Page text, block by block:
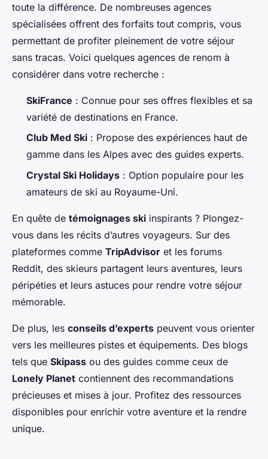
toute la différence. De nombreuses agences
spécialisées offrent des forfaits tout compris, vous
permettant de profiter pleinement de votre séjour
sans tracas. Voici quelques agences de renom à
considérer dans votre recherche :
SkiFrance : Connue pour ses offres flexibles et sa
variété de destinations en France.
Club Med Ski : Propose des expériences haut de
gamme dans les Alpes avec des guides experts.
Crystal Ski Holidays : Option populaire pour les
amateurs de ski au Royaume-Uni.
En quête de témoignages ski inspirants ? Plongez-
vous dans les récits d’autres voyageurs. Sur des
plateformes comme TripAdvisor et les forums
Reddit, des skieurs partagent leurs aventures, leurs
péripéties et leurs astuces pour rendre votre séjour
mémorable.
De plus, les conseils d’experts peuvent vous orienter
vers les meilleures pistes et équipements. Des blogs
tels que Skipass ou des guides comme ceux de
Lonely Planet contiennent des recommandations
précieuses et mises à jour. Profitez des ressources
disponibles pour enrichir votre aventure et la rendre
unique.